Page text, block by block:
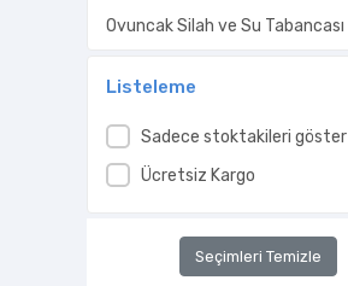
Oyuncak Silah ve Su Tabancası
Grup Oyunları
Kız Oyuncakları
Listeleme
Sadece stoktakileri göster
Ücretsiz Kargo
Seçimleri Temizle